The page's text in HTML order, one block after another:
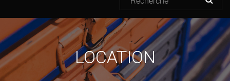
LOCATION
INVENTAIRE LOCATION